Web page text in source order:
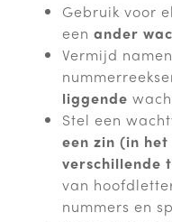
Gebruik voor
een ander
Vermijd
liggende
Stel een
een zin (in
verschillende
van
nummers en